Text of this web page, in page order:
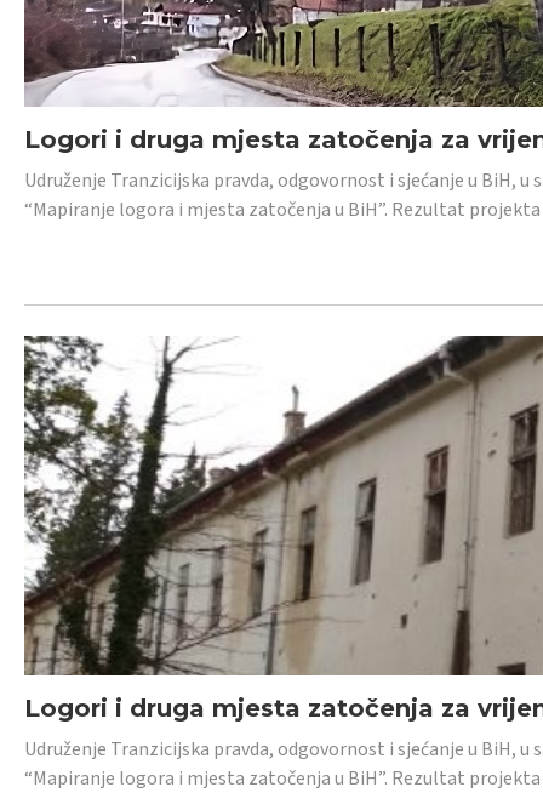
Logori i druga mjesta zatočenja za
Udruženje Tranzicijska pravda, odgovornost i sjećanje u BiH,
“Mapiranje logora i mjesta zatočenja u BiH”. Rezultat
Logori i druga mjesta zatočenja za
Udruženje Tranzicijska pravda, odgovornost i sjećanje u BiH,
“Mapiranje logora i mjesta zatočenja u BiH”. Rezultat